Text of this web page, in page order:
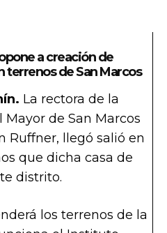
a creación de
terrenos de San Marcos
La rectora de la
de San Marcos
Ruffner, llegó salió en
que dicha casa de
distrito.
los terrenos de la